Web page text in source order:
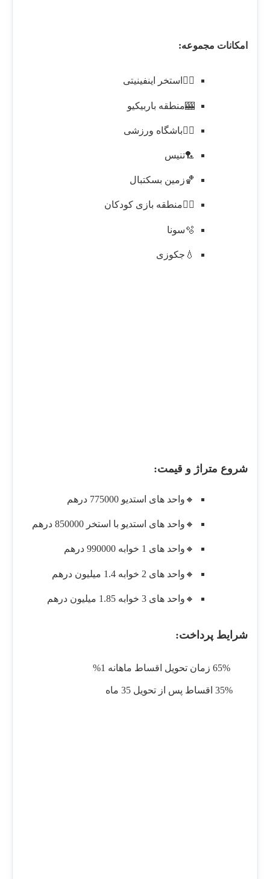
امکانات مجموعه:
🏊‍♂️استخر اینفینیتی
🎰منطقه باربیکیو
🏋️‍♂️باشگاه ورزشی
🏸تنیس
🏀زمین بسکتبال
🤹‍♂️منطقه بازی کودکان
🫧سونا
💧جکوزی
شروع متراژ و قیمت:
🔸واحد های استدیو 775000 درهم
🔸واحد های استدیو با استخر 850000 درهم
🔸واحد های 1 خوابه 990000 درهم
🔸واحد های 2 خوابه 1.4 میلیون درهم
🔸واحد های 3 خوابه 1.85 میلیون درهم
شرایط پرداخت:
35% اقساط پس از تحویل 35 ماه